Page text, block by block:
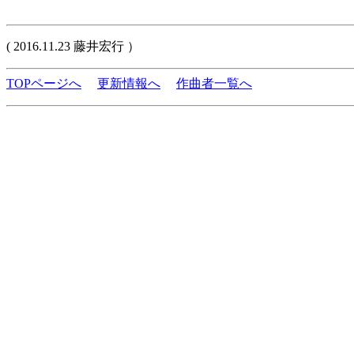
( 2016.11.23 藤井宏行 ）
TOPページへ 更新情報へ 作曲者一覧へ